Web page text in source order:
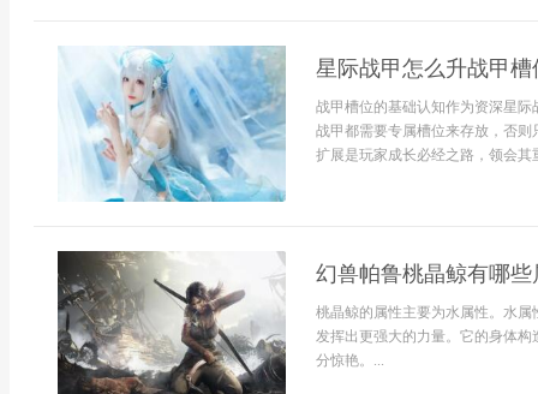
星际战甲怎么升战甲
战甲槽位的基础认知作为资深星
战甲都需要专属槽位来存放，否
扩展是玩家成长必经之路，领会其
幻兽帕鲁桃晶鲸有哪
桃晶鲸的属性主要为水属性。水
发挥出更强大的力量。它的身体
分惊艳。...